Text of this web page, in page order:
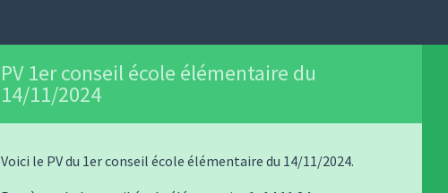
PV 1er conseil école élémentaire du
14/11/2024
Voici le PV du 1er conseil école élémentaire du 14/11/2024.